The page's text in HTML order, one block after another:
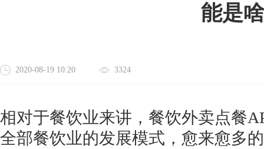
能是啥
2020-08-19 10:20 3324
相对于餐饮业来讲，餐饮外卖点餐
全部餐饮业的发展模式，愈来愈多